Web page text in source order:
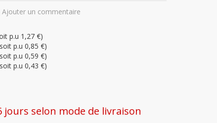
Ajouter un commentaire
p.u 1,27 €)
p.u 0,85 €)
p.u 0,59 €)
p.u 0,43 €)
jours selon mode de livraison